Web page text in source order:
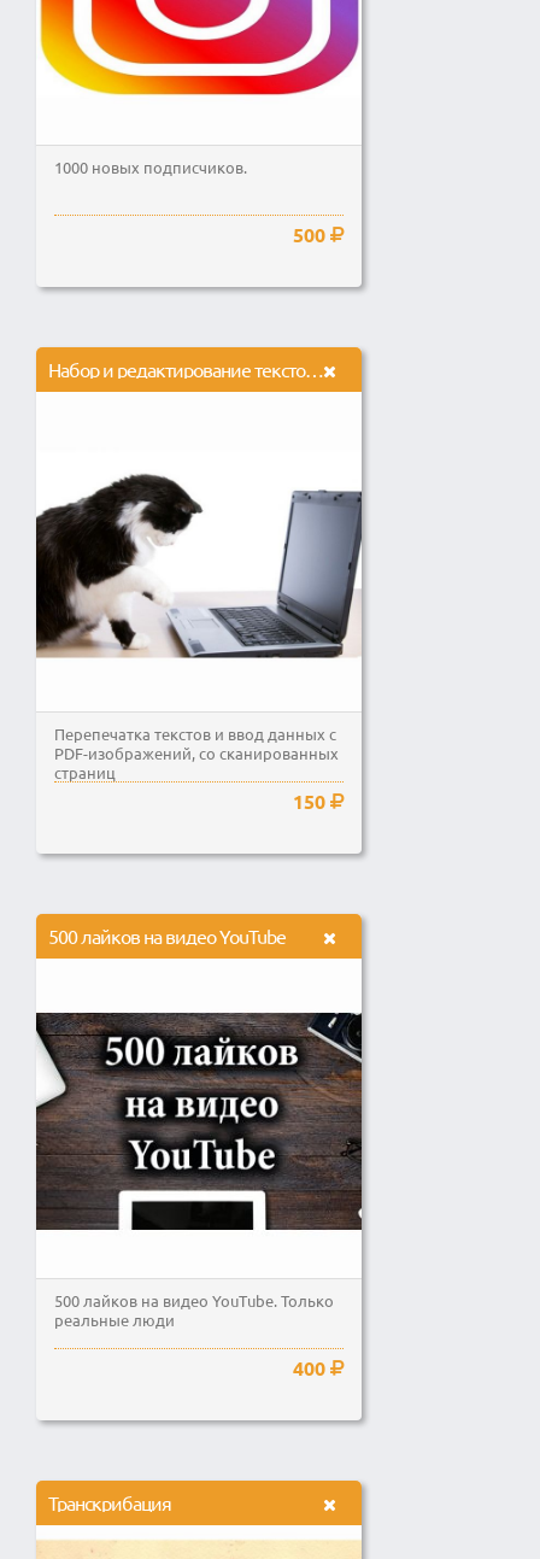
1000 новых подписчиков.
500
Набор и редактирование текстов, ввод данных.
Перепечатка текстов и ввод данных с
PDF-изображений, со сканированных
страниц
150
500 лайков на видео YouTube
500 лайков на видео YouTube. Только
реальные люди
400
Транскрибация